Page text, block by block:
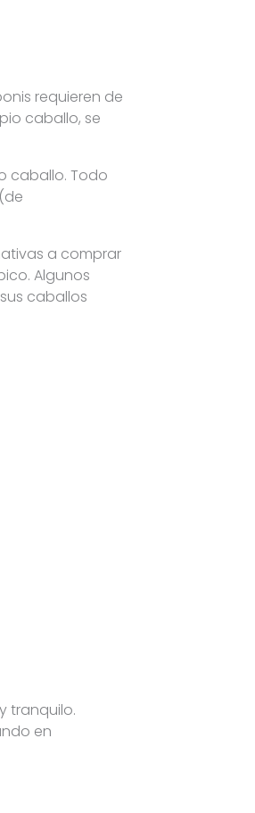
requieren de
caballo, se
caballo. Todo
a comprar
Algunos
caballos
tranquilo.
en